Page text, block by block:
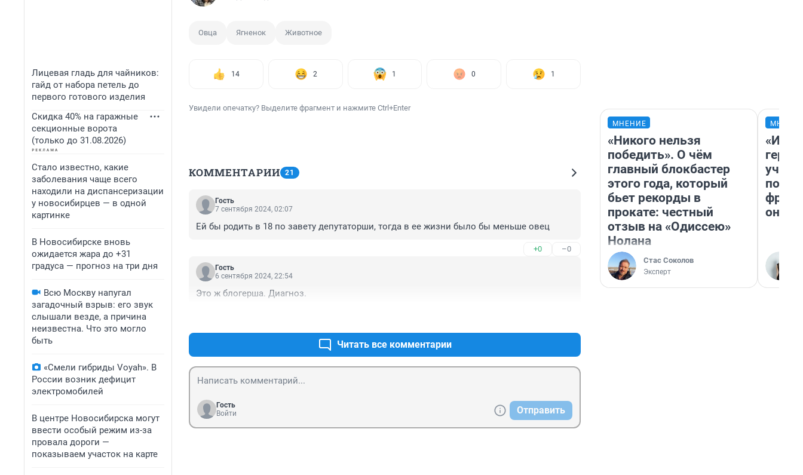
Лицевая гладь для чайников:
гайд от набора петель до
первого готового изделия
Скидка 40% на гаражные
секционные ворота
(только до 31.08.2026)
Стало известно, какие
заболевания чаще всего
находили на диспансеризации
у новосибирцев — в одной
картинке
В Новосибирске вновь
ожидается жара до +31
градуса — прогноз на три дня
Всю Москву напугал
загадочный взрыв: его звук
слышали везде, а причина
неизвестна. Что это могло
быть
«Смели гибриды Voyah». В
России возник дефицит
электромобилей
В центре Новосибирска могут
ввести особый режим из-за
провала дороги —
показываем участок на карте
Овца Ягненок Животное
14 2 1 0 1
Увидели опечатку? Выделите фрагмент и нажмите Ctrl+Enter
КОММЕНТАРИИ 21
Гость
7 сентября 2024, 02:07
Ей бы родить в 18 по завету депутаторши, тогда в ее жизни было бы меньше овец
+0 –0
Гость
6 сентября 2024, 22:54
Это ж блогерша. Диагноз.
Читать все комментарии
Гость
Войти
Отправить
МНЕНИЕ
«Никого нельзя
победить». О чём
главный блокбастер
этого года, который
бьет рекорды в
прокате: честный
отзыв на «Одиссею»
Нолана
Стас Соколов
Эксперт
учит
она